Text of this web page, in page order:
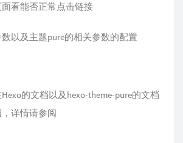
看能否正常点击链接
以及主题pure的相关参数的配置
的文档以及hexo-theme-pure的文档
详情请参阅